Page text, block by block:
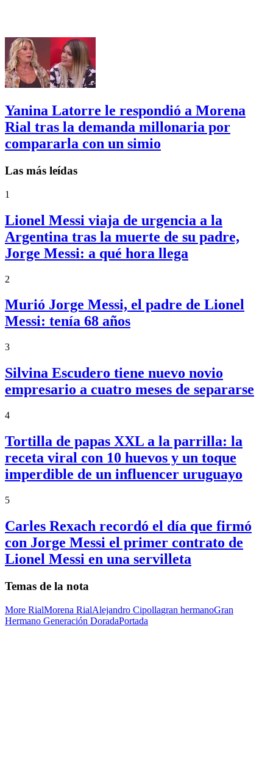
Yanina Latorre le respondió a Morena
Rial tras la demanda millonaria por
compararla con un simio
Las más leídas
1
Lionel Messi viaja de urgencia a la
Argentina tras la muerte de su padre,
Jorge Messi: a qué hora llega
2
Murió Jorge Messi, el padre de Lionel
Messi: tenía 68 años
3
Silvina Escudero tiene nuevo novio
empresario a cuatro meses de separarse
4
Tortilla de papas XXL a la parrilla: la
receta viral con 10 huevos y un toque
imperdible de un influencer uruguayo
5
Carles Rexach recordó el día que firmó
con Jorge Messi el primer contrato de
Lionel Messi en una servilleta
Temas de la nota
More RialMorena RialAlejandro Cipollagran hermanoGran
Hermano Generación DoradaPortada